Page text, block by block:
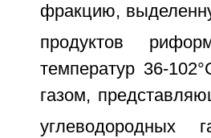
фракцию,
продуктов
температур 36-
газом,